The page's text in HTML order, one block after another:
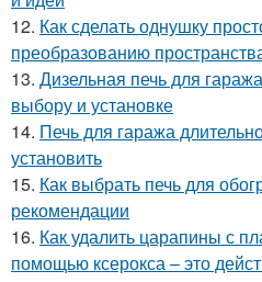
12. Как сделать однушку
преобразованию
13. Дизельная печь для
выбору и установке
14. Печь для гаража
установить
15. Как выбрать печь для
рекомендации
16. Как удалить царапины с
помощью ксерокса – это